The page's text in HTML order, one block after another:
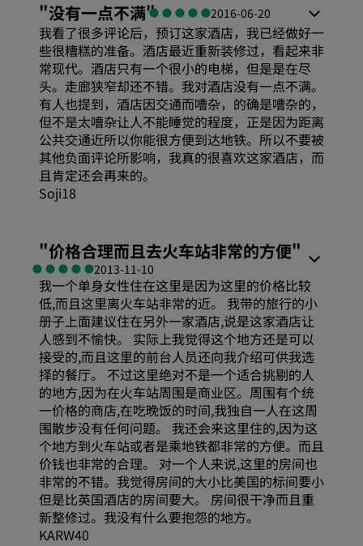
"没有一点不满" 2016-06-20
我看了很多评论后，预订这家酒店，我已经做好一
些很糟糕的准备。酒店最近重新装修过，看起来非
常现代。酒店只有一个很小的电梯，但是是在尽
头。走廊狭窄却还不错。我对酒店没有一点不满。
有人也提到，酒店因交通而嘈杂，的确是嘈杂的，
但不是太嘈杂让人不能睡觉的程度，正是因为距离
公共交通近所以你能很方便到达地铁。所以不要被
其他负面评论所影响，我真的很喜欢这家酒店，而
且肯定还会再来的。
Soji18
"价格合理而且去火车站非常的方便"
2013-11-10
我一个单身女性住在这里是因为这里的价格比较
低,而且这里离火车站非常的近。 我带的旅行的小
册子上面建议住在另外一家酒店,说是这家酒店让
人感到不愉快。 实际上我觉得这个地方还是可以
接受的,而且这里的前台人员还向我介绍可供我选
择的餐厅。 不过这里绝对不是一个适合挑剔的人
的地方,因为在火车站周围是商业区。周围有个统
一价格的商店,在吃晚饭的时间,我独自一人在这周
围散步没有任何问题。 我还会来这里住的,因为这
个地方到火车站或者是乘地铁都非常的方便。而且
价钱也非常的合理。 对一个人来说,这里的房间也
非常的不错。我觉得房间的大小比美国的标间要小
但是比英国酒店的房间要大。 房间很干净而且重
新整修过。我没有什么要抱怨的地方。
KARW40